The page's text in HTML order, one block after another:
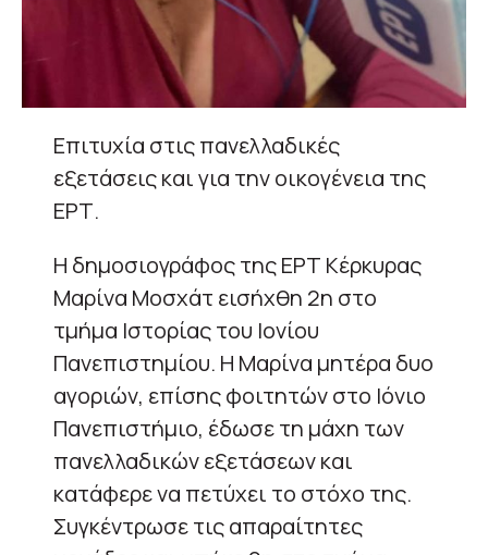
Επιτυχία στις πανελλαδικές
εξετάσεις και για την οικογένεια της
ΕΡΤ.
Η δημοσιογράφος της ΕΡΤ Κέρκυρας
Μαρίνα Μοσχάτ εισήχθη 2η στο
τμήμα Ιστορίας του Ιονίου
Πανεπιστημίου. Η Μαρίνα μητέρα δυο
αγοριών, επίσης φοιτητών στο Ιόνιο
Πανεπιστήμιο, έδωσε τη μάχη των
πανελλαδικών εξετάσεων και
κατάφερε να πετύχει το στόχο της.
Συγκέντρωσε τις απαραίτητες